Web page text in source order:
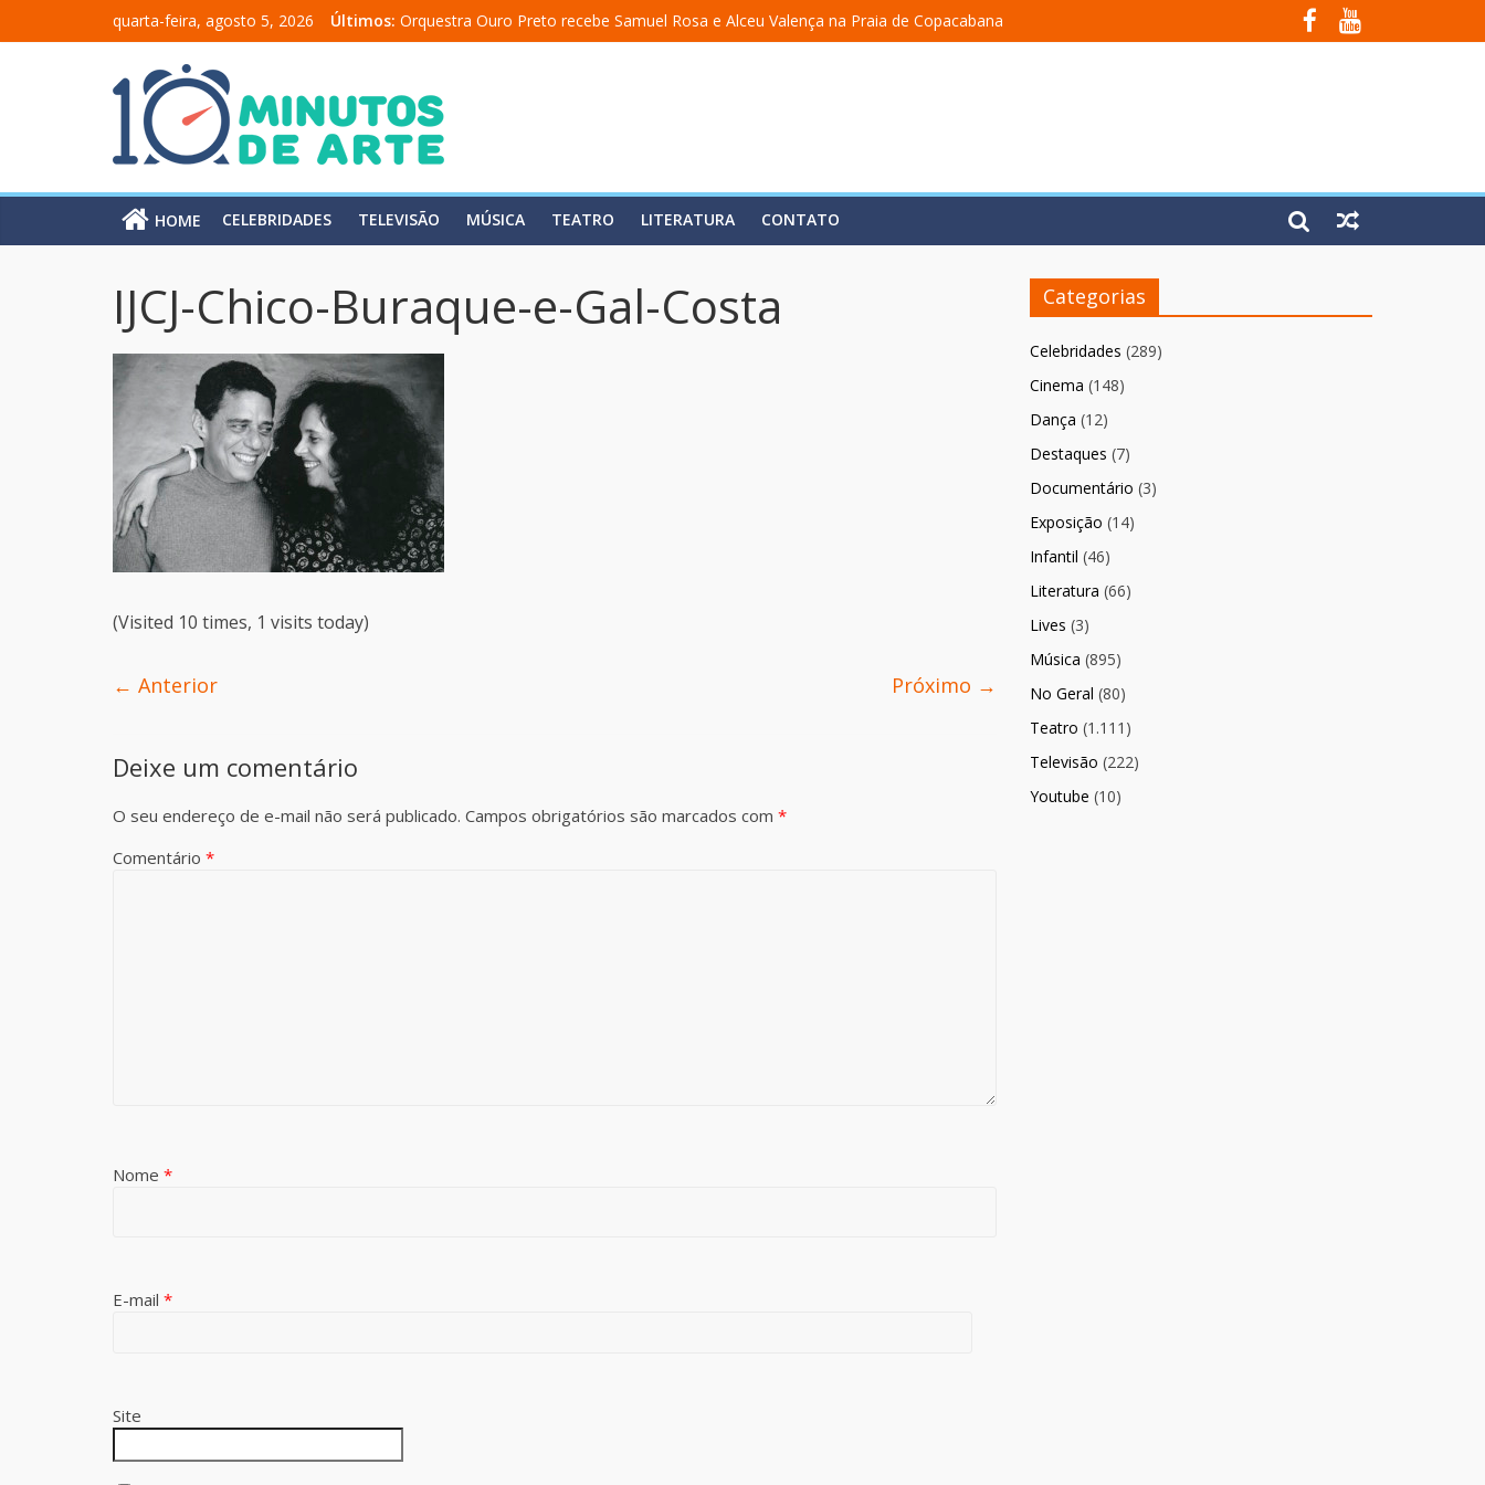
quarta-feira, agosto 5, 2026 Últimos: Orquestra Ouro Preto recebe Samuel Rosa e Alceu Valença na Praia de Copacabana
“Comunicado a uma academia” ganha nova temporada na Fundição Progresso
Mônica Salmaso lança álbum em homenagem a Elizeth Cardoso
Carolina Chalita estreia o solo “Eu matei a Sherazade – Confissões De Uma Árabe Em Fúria”
HOME CELEBRIDADES TELEVISÃO MÚSICA TEATRO LITERATURA CONTATO
IJCJ-Chico-Buraque-e-Gal-Costa
(Visited 10 times, 1 visits today)
← Anterior Próximo →
Deixe um comentário
O seu endereço de e-mail não será publicado. Campos obrigatórios são marcados com *
Comentário *
Nome *
E-mail *
Site
Categorias
Celebridades (289)
Cinema (148)
Dança (12)
Destaques (7)
Documentário (3)
Exposição (14)
Infantil (46)
Literatura (66)
Lives (3)
Música (895)
No Geral (80)
Teatro (1.111)
Televisão (222)
Youtube (10)